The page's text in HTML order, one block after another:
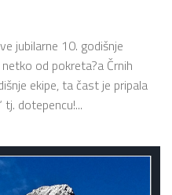
jubilarne 10. godišnje
od pokreta?a Črnih
ekipe, ta čast je pripala
tj. dotepencu!...